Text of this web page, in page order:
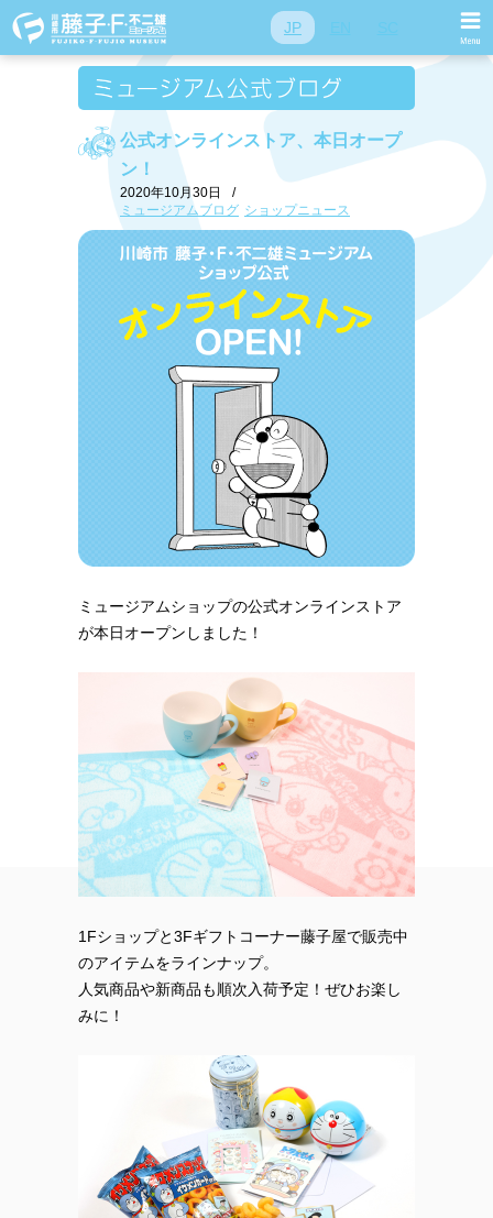
JP
公式オンラインストア、本日オープ
ン！
2020年10月30日
/
ミュージアムブログ ショップニュース
ミュージアムショップの公式オンラインストア
が本日オープンしました！
1Fショップと3Fギフトコーナー藤子屋で販売中
のアイテムをラインナップ。
人気商品や新商品も順次入荷予定！ぜひお楽し
みに！